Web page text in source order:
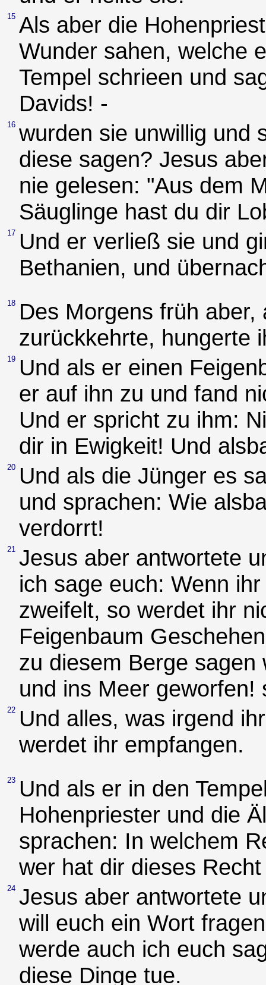
15 Als aber die
Wunder sahen, welche
Tempel schrieen und
Davids! -
16 wurden sie unwillig und
diese sagen? Jesus
nie gelesen: "Aus dem
Säuglinge hast du dir
17 Und er verließ sie und
Bethanien, und
18 Des Morgens früh
zurückkehrte, hungerte
19 Und als er einen
er auf ihn zu und fand
Und er spricht zu ihm:
dir in Ewigkeit! Und
20 Und als die Jünger es
und sprachen: Wie
verdorrt!
21 Jesus aber antwortete
ich sage euch: Wenn
zweifelt, so werdet ihr
Feigenbaum
zu diesem Berge
und ins Meer
22 Und alles, was irgend
werdet ihr empfangen.
23 Und als er in den
Hohenpriester und die
sprachen: In welchem
wer hat dir dieses
24 Jesus aber antwortete
will euch ein Wort
werde auch ich euch
diese Dinge tue.